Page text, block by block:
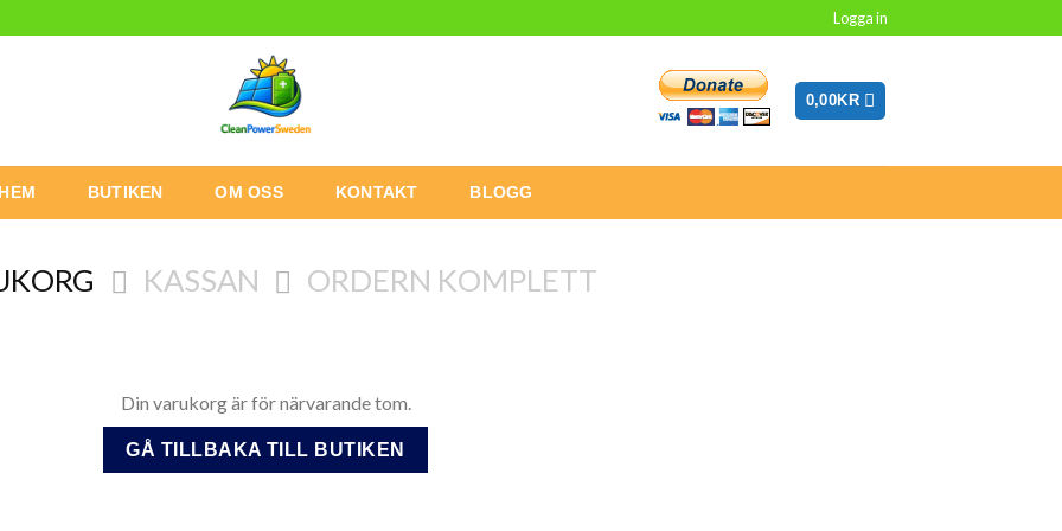
Logga in
0,00KR
HEM BUTIKEN OM OSS KONTAKT BLOGG
KASSAN ORDERN KOMPLETT
Din varukorg är för närvarande tom.
GÅ TILLBAKA TILL BUTIKEN